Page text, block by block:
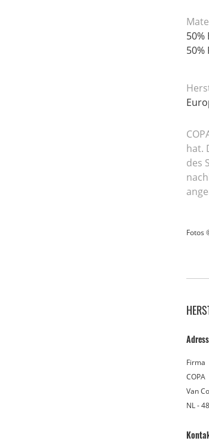
50%
50%
hat.
des
Fotos
Firma
COPA
Van
NL -